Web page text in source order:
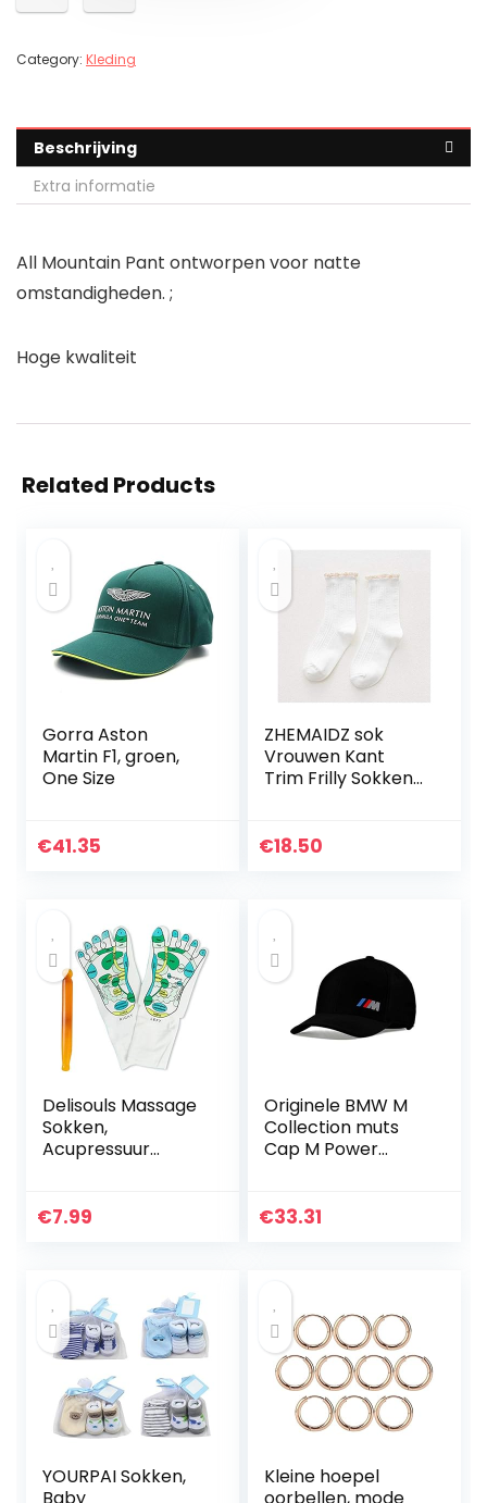
Category: Kleding
Beschrijving
Extra informatie
All Mountain Pant ontworpen voor natte
omstandigheden. ;
Hoge kwaliteit
Related Products
Gorra Aston
Martin F1, groen,
One Size
€41.35
ZHEMAIDZ sok
Vrouwen Kant
Trim Frilly Sokken
Kleur Katoen
€18.50
Delisouls Massage
Sokken,
Acupressuur
Voetmassage
€7.99
Originele BMW M
Collection muts
Cap M Power
80162454739
€33.31
YOURPAI Sokken,
Kleine hoepel